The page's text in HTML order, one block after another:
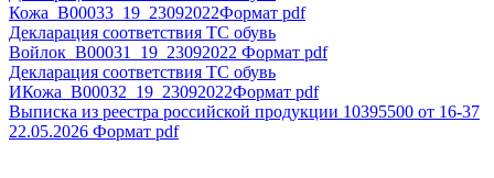
Кожа_В00033_19_23092022Формат pdf
Декларация соответствия ТС обувь
Войлок_B00031_19_23092022 Формат pdf
Декларация соответствия ТС обувь
ИКожа_В00032_19_23092022Формат pdf
Выписка из реестра российской продукции 10395500 от 16-37
22.05.2026 Формат pdf